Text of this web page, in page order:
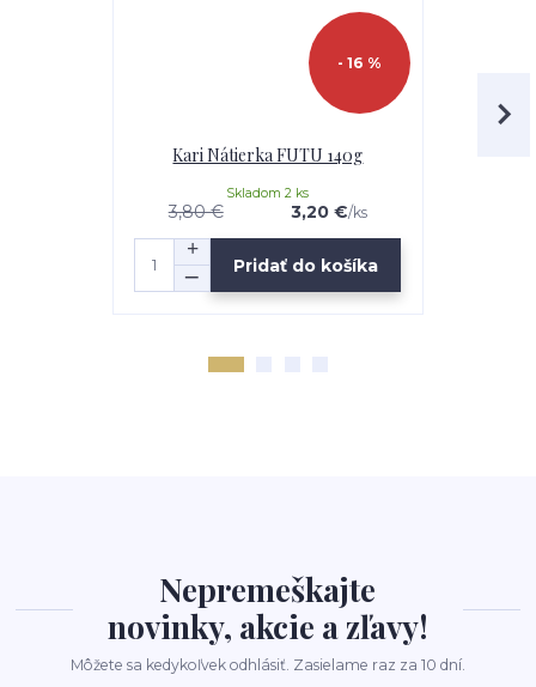
- 16 %
Kari Nátierka FUTU 140g
3,80 € 3,20 €/ks
Skladom 2 ks
Pridať do košíka
Nepremeškajte
novinky, akcie a zľavy!
Môžete sa kedykoľvek odhlásiť. Zasielame raz za 10 dní.